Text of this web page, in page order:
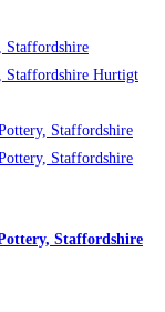
Hurtigt
Staffordshire